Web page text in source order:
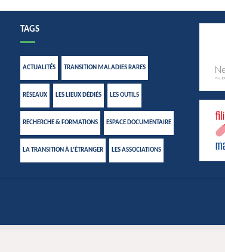
TAGS
ACTUALITÉS TRANSITION MALADIES RARES
RÉSEAUX LES LIEUX DÉDIÉS LES OUTILS
RECHERCHE & FORMATIONS ESPACE DOCUMENTAIRE
LA TRANSITION À L’ÉTRANGER LES ASSOCIATIONS